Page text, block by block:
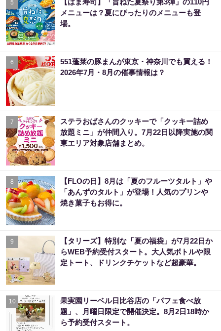
5
メニューは？夏にぴったりのメニューも登
場。
6
551蓬莱の豚まんが東京・神奈川でも買える！
2026年7月・8月の催事情報は？
7
ステラおばさんのクッキーで「クッキー詰め
放題ミニ」が仲間入り。7月22日以降実施の関
東エリア対象店舗まとめ。
8
【FLOの日】8月は「夏のフルーツタルト」や
「あんずのタルト」が登場！人気のプリンや
焼き菓子もお得に。
9
【タリーズ】特別な「夏の福袋」が7月22日か
らWEB予約受付スタート。大人気ボトルや限
定トート、ドリンクチケットなど超豪華。
10
果実園リーベル日比谷店の「パフェ食べ放
題」、月曜日限定で開催決定。8月2日18時か
ら予約受付スタート。